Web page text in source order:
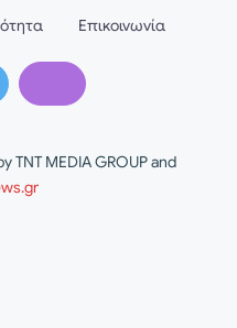
TNT MEDIA GROUP and
Επικοινωνία